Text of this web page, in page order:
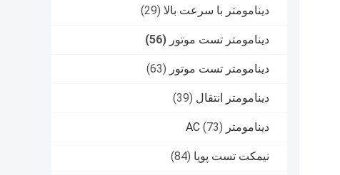
دینامومتر با سرعت بالا (29)
دینامومتر تست موتور (56)
دینامومتر تست موتور (63)
دینامومتر انتقال (39)
دینامومتر AC (73)
نیمکت تست پویا (84)